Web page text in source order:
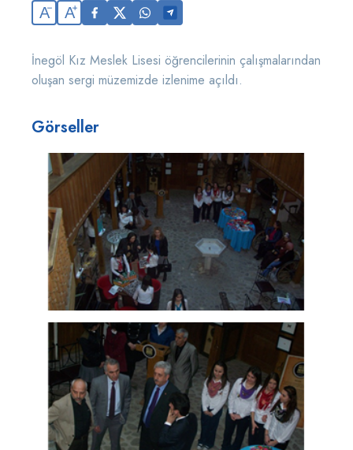
A A
İnegöl Kız Meslek Lisesi öğrencilerinin çalışmalarından
oluşan sergi müzemizde izlenime açıldı.
Görseller